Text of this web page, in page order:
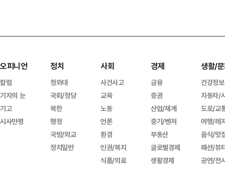
오피니언
칼럼
기자의 눈
기고
시사만평
정치
청와대
국회/정당
북한
행정
국방/외교
정치일반
사회
사건사고
교육
노동
언론
환경
인권/복지
식품/의료
경제
금융
증권
산업/재계
중기/벤처
부동산
글로벌경제
생활경제
생활/
건강정보
자동차/
도로/교
여행/레
음식/맛
패션/뷰
공연/전